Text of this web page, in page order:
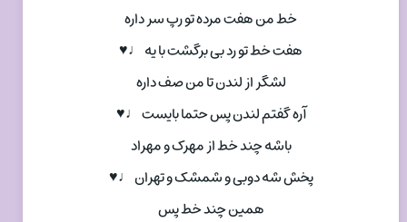
خط من هفت مرده تو رپ سر داره
هفت خط تو رد بی برگشت با یه ♩♥
لشگر از لندن تا من صف داره
آره گفتم لندن پس حتما بایست ♩♥
باشه چند خط از مهرک و مهراد
پخش شه دوبی و شمشک و تهران ♩♥
همین چند خط پس